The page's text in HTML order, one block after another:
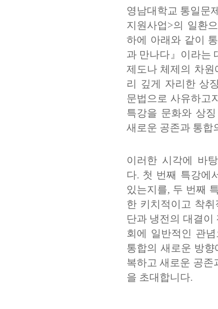
영남대학교 통일문
지원사업>의 일환
하에 아래와 같이
과 만나다』 이라는
제도나 체제의 차
리 깊게 자리한 상
문법으로 사유하고
특강을 문화와 상
새로운 공존과 통합
이러한 시각에 바
다. 첫 번째 특강에
있는지를, 두 번째
한 키치적이고 착
단과 냉전의 대결
회에 일반적인 관
통합의 새로운 방
복하고 새로운 공존
을 초대합니다.